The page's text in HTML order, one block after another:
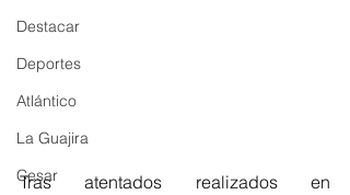
Destacar
Deportes
Atlántico
La Guajira
Cesar
Tras atentados realizados en